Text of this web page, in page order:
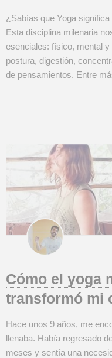
¿Sabías que Yoga
Esta disciplina milenaria
esenciales: físico, mental
postura, digestión,
de pensamientos. Entre
trasciende la esterilla y
Cómo el yoga
transformó mi
Hace unos 9 años, me
llenaba. Había regresado
meses y sentía una